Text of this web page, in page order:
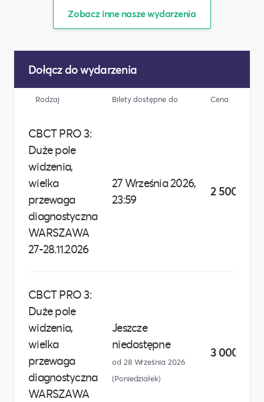
Zobacz inne nasze wydarzenia
Dołącz do wydarzenia
Rodzaj Bilety dostępne do Cena
CBCT PRO 3:
Duże pole
widzenia,
wielka
przewaga
diagnostyczna
WARSZAWA
27-28.11.2026
27 Września 2026,
23:59
2 500,00 zł
CBCT PRO 3:
Duże pole
widzenia,
wielka
przewaga
diagnostyczna
WARSZAWA
Jeszcze
niedostępne
od 28 Września 2026
(Poniedziałek)
3 000,00 zł